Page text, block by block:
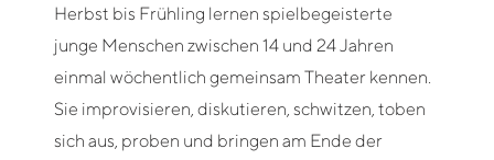
Herbst bis Frühling lernen spielbegeisterte
junge Menschen zwischen 14 und 24 Jahren
einmal wöchentlich gemeinsam Theater kennen.
Sie improvisieren, diskutieren, schwitzen, toben
sich aus, proben und bringen am Ende der